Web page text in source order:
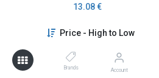
Price - High to Low
Brands Account
13.08€